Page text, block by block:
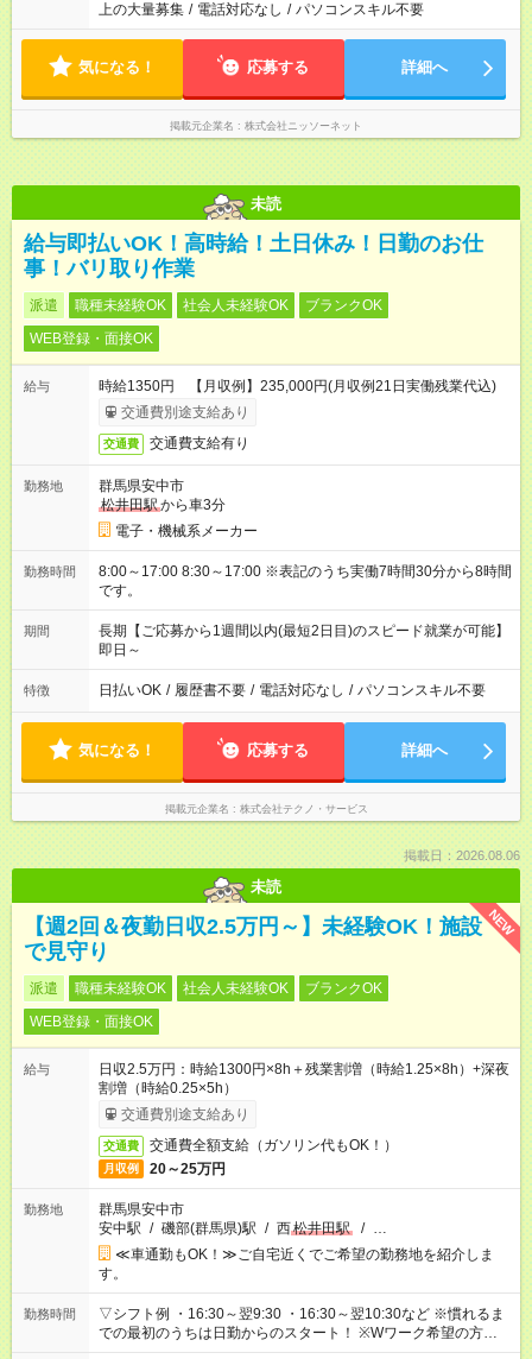
上の大量募集 / 電話対応なし / パソコンスキル不要
気になる！ 応募する 詳細へ
掲載元企業名 株式会社ニッソーネット
未読
給与即払いOK！高時給！土日休み！日勤のお仕
事！バリ取り作業
派遣 職種未経験OK 社会人未経験OK
ブランクOK
WEB登録・面接OK
給与
時給1350円 【月収例】235,000円(月収例21日実働残業代込)
交通費別途支給あり
交通費 交通費支給有り
勤務地
群馬県安中市
松井田駅から車3分
電子・機械系メーカー
勤務時間
8:00～17:00 8:30～17:00 ※表記のうち実働7時間30分から8時間
です。
期間
長期【ご応募から1週間以内(最短2日目)のスピード就業が可能】
即日～
特徴 日払いOK / 履歴書不要 / 電話対応なし / パソコンスキル不要
気になる！ 応募する 詳細へ
掲載元企業名 株式会社テクノ・サービス
掲載日：2026.08.06
未読
NEW
【週2回＆夜勤日収2.5万円～】未経験OK！施設
で見守り
派遣 職種未経験OK 社会人未経験OK
ブランクOK
WEB登録・面接OK
給与
日収2.5万円：時給1300円×8h＋残業割増（時給1.25×8h）+深夜
割増（時給0.25×5h）
交通費別途支給あり
交通費 交通費全額支給（ガソリン代もOK！）
月収例 20～25万円
勤務地
群馬県安中市
安中駅 / 磯部(群馬県)駅 / 西松井田駅 / …
≪車通勤もOK！≫ご自宅近くでご希望の勤務地を紹介しま
す。
勤務時間
▽シフト例 ・16:30～翌9:30 ・16:30～翌10:30など ※慣れるま
での最初のうちは日勤からのスタート！ ※Wワーク希望の方へ
今ご覧のお仕事で希望する勤務時間と、もう1つのお仕事の勤務